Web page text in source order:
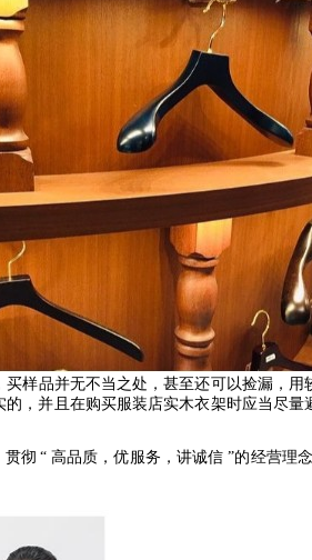
样品并无不当之处，甚至还可以捡漏，
，并且在购买服装店实木衣架时应当尽
贯彻 “高品质，优服务，讲诚信 ”的经营理